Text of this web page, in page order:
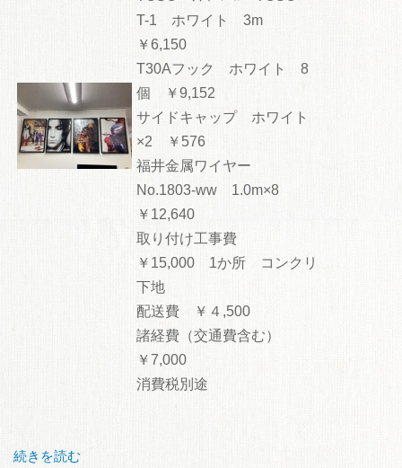
T-1 ホワイト 3m
￥6,150
T30Aフック ホワイト 8
個 ￥9,152
サイドキャップ ホワイト
×2 ￥576
福井金属ワイヤー
No.1803-ww 1.0m×8
￥12,640
取り付け工事費
￥15,000 1か所 コンクリ
下地
配送費 ￥４,500
諸経費（交通費含む）
￥7,000
消費税別途
続きを読む